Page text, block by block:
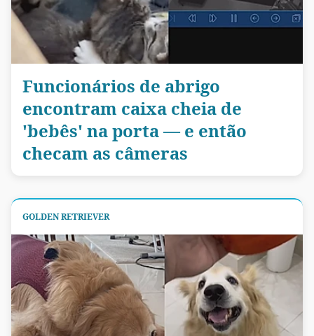
Funcionários de abrigo
encontram caixa cheia de
'bebês' na porta — e então
checam as câmeras
GOLDEN RETRIEVER